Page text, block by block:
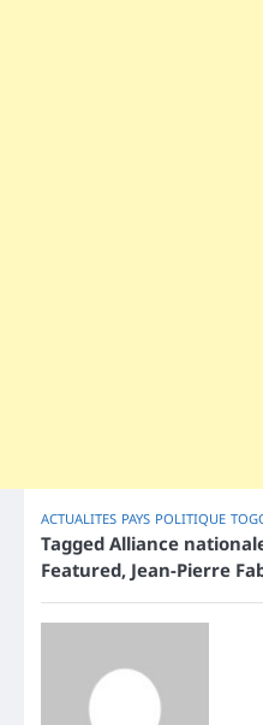
ACTUALITES PAYS POLITIQUE
Tagged Alliance
Featured, Jean-Pierre